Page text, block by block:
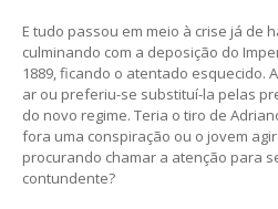
E tudo passou em meio à crise já de
culminando com a deposição do
1889, ficando o atentado esquecido.
ar ou preferiu-se substituí-la pelas
do novo regime. Teria o tiro de
fora uma conspiração ou o jovem
procurando chamar a atenção para
contundente?